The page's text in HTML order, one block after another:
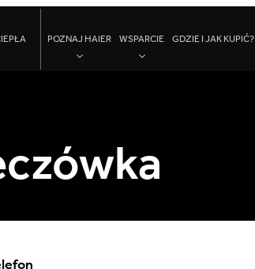
POZNAJ HAIER WSPARCIE GDZIE I JAK KUPIĆ?